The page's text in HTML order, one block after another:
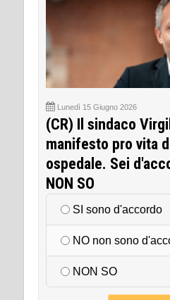
Lunedì 15 Giugno 2026
(CR) Il sindaco
manifesto pro vita
ospedale. Sei
NON SO
SI sono d'accordo
NO non sono
NON SO